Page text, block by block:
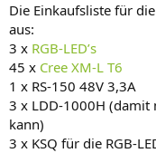
Die Einkaufsliste für
aus:
3 x RGB-LED’s
45 x Cree XM-L T6
1 x RS-150 48V 3,3A
3 x LDD-1000H (damit
kann)
3 x KSQ für die RGB-